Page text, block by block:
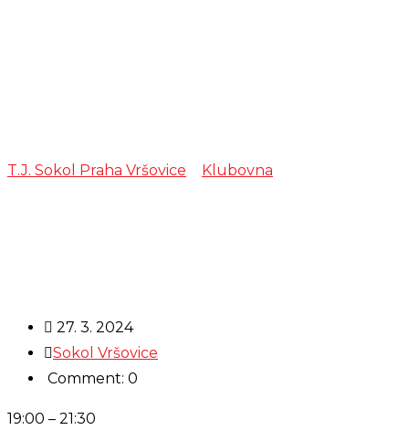
T.J. Sokol Praha Vršovice Klubovna
27. 3. 2024
Sokol Vršovice
Comment: 0
zkouška
19:00 – 21:30